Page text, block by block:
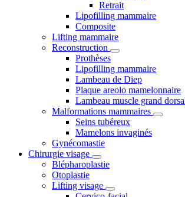
Retrait
Lipofilling mammaire
Composite
Lifting mammaire
Reconstruction
Prothèses
Lipofilling mammaire
Lambeau de Diep
Plaque areolo mamelonnaire
Lambeau muscle grand
Malformations mammaires
Seins tubéreux
Mamelons invaginés
Gynécomastie
Chirurgie visage
Blépharoplastie
Otoplastie
Lifting visage